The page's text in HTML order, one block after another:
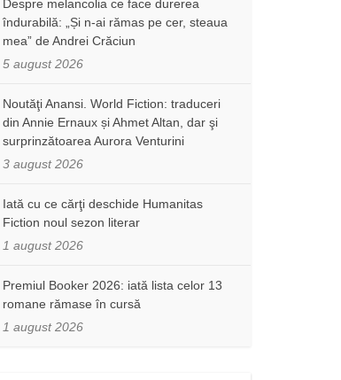
Despre melancolia ce face durerea
îndurabilă: „Și n-ai rămas pe cer, steaua
mea” de Andrei Crăciun
5 august 2026
Noutăţi Anansi. World Fiction: traduceri
din Annie Ernaux și Ahmet Altan, dar şi
surprinzătoarea Aurora Venturini
3 august 2026
Iată cu ce cărţi deschide Humanitas
Fiction noul sezon literar
1 august 2026
Premiul Booker 2026: iată lista celor 13
romane rămase în cursă
1 august 2026